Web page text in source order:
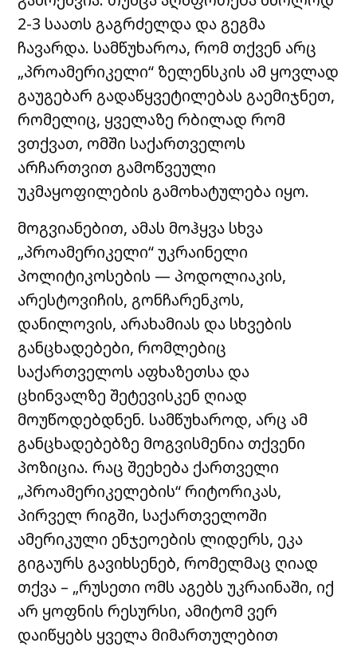
2-3 საათს გაგრძელდა და გეგმა
ჩავარდა. სამწუხაროა, რომ თქვენ არც
„პროამერიკელი“ ზელენსკის ამ ყოვლად
გაუგებარ გადაწყვეტილებას გაემიჯნეთ,
რომელიც, ყველაზე რბილად რომ
ვთქვათ, ომში საქართველოს
არჩართვით გამოწვეული
უკმაყოფილების გამოხატულება იყო.
მოგვიანებით, ამას მოჰყვა სხვა
„პროამერიკელი“ უკრაინელი
პოლიტიკოსების — პოდოლიაკის,
არესტოვიჩის, გონჩარენკოს,
დანილოვის, არახამიას და სხვების
განცხადებები, რომლებიც
საქართველოს აფხაზეთსა და
ცხინვალზე შეტევისკენ ღიად
მოუწოდებდნენ. სამწუხაროდ, არც ამ
განცხადებებზე მოგვისმენია თქვენი
პოზიცია. რაც შეეხება ქართველი
„პროამერიკელების“ რიტორიკას,
პირველ რიგში, საქართველოში
ამერიკული ენჯეოების ლიდერს, ეკა
გიგაურს გავიხსენებ, რომელმაც ღიად
თქვა – „რუსეთი ომს აგებს უკრაინაში, იქ
არ ყოფნის რესურსი, ამიტომ ვერ
დაიწყებს ყველა მიმართულებით